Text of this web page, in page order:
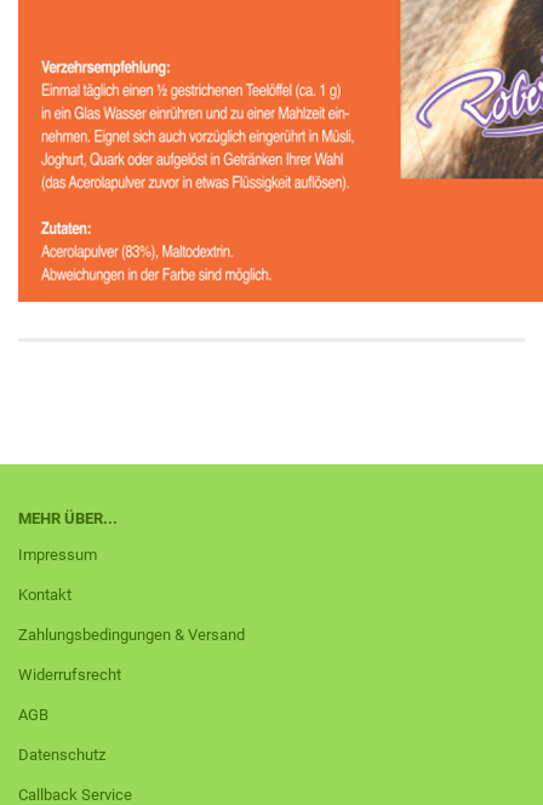
MEHR ÜBER...
Impressum
Kontakt
Zahlungsbedingungen & Versand
Widerrufsrecht
AGB
Datenschutz
Callback Service